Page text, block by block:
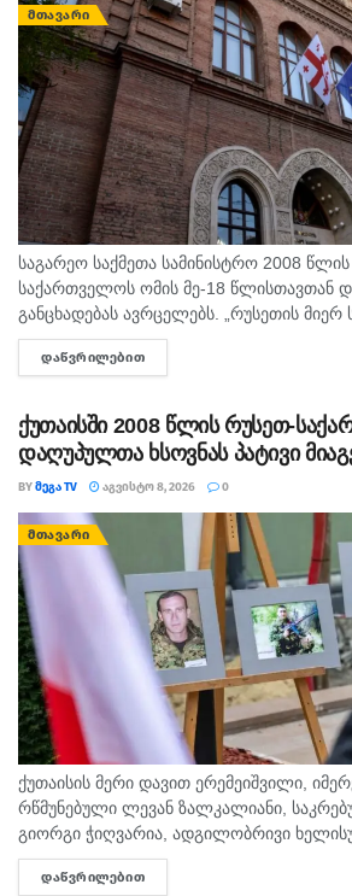
ᲛᲗᲐᲕᲐᲠᲘ
საგარეო საქმეთა სამინისტრო 2008
საქართველოს ომის მე-18 წლისთავთან
განცხადებას ავრცელებს. „რუსეთის
წინააღმდეგ განხორციელებული
აგრესიიდან 18 წელი გავიდა. 2008 წლის
ᲓᲐᲬᲕᲠᲘᲚᲔᲑᲘᲗ
ქუთაისში 2008 წლის რუსეთ-
დაღუპულთა ხსოვნას პატივი
BYᲛᲔᲒᲐ TV ᲐᲒᲕᲘᲡᲢᲝ 8, 2026 0
ᲛᲗᲐᲕᲐᲠᲘ
ქუთაისის მერი დავით ერემეიშვილი,
რწმუნებული ლევან ზალკალიანი,
გიორგი ჭიღვარია, ადგილობრივი
წარმომადგენლები, ჩოხოსნები,
დაღუპული ქუთაისელი მეომრების
ᲓᲐᲬᲕᲠᲘᲚᲔᲑᲘᲗ